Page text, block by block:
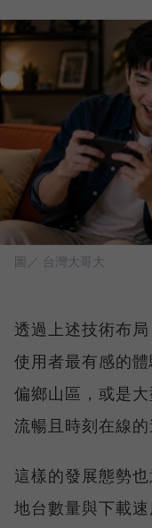
圖／ 台灣大哥大
透過上述技術布
使用者最有感的體
偏鄉山區，或是大
流暢且時刻在線的
這樣的發展態勢
地台數量與下載